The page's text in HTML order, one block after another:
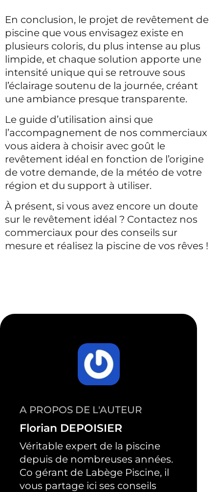
En conclusion, le projet de revêtement de
piscine que vous envisagez existe en
plusieurs coloris, du plus intense au plus
limpide, et chaque solution apporte une
intensité unique qui se retrouve sous
l’éclairage soutenu de la journée, créant
une ambiance presque transparente.
Le guide d’utilisation ainsi que
l’accompagnement de nos commerciaux
vous aidera à choisir avec goût le
revêtement idéal en fonction de l’origine
de votre demande, de la météo de votre
région et du support à utiliser.
À présent, si vous avez encore un doute
sur le revêtement idéal ? Contactez nos
commerciaux pour des conseils sur
mesure et réalisez la piscine de vos rêves !
A PROPOS DE L'AUTEUR
Florian DEPOISIER
Véritable expert de la piscine
depuis de nombreuses années.
Co gérant de Labège Piscine, il
vous partage ici ses conseils